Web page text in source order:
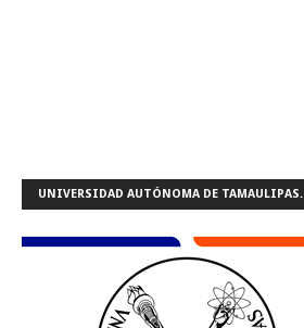
UNIVERSIDAD AUTÓNOMA DE TAMAULIPAS.